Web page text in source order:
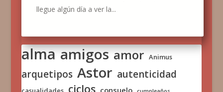
llegue algún día a ver la...
alma amigos amor Animus
arquetipos Astor autenticidad
ciclos consuelo